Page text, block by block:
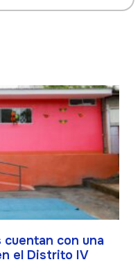
con una
el Distrito IV